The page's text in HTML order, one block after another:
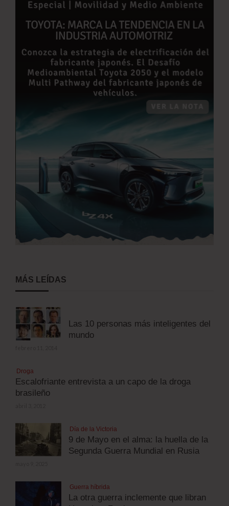
MÁS LEÍDAS
Las 10 personas más inteligentes del
mundo
Droga
Escalofriante entrevista a un capo de la droga
brasileño
Día de la Victoria
9 de Mayo en el alma: la huella de la
Segunda Guerra Mundial en Rusia
Guerra híbrida
La otra guerra inclemente que libran